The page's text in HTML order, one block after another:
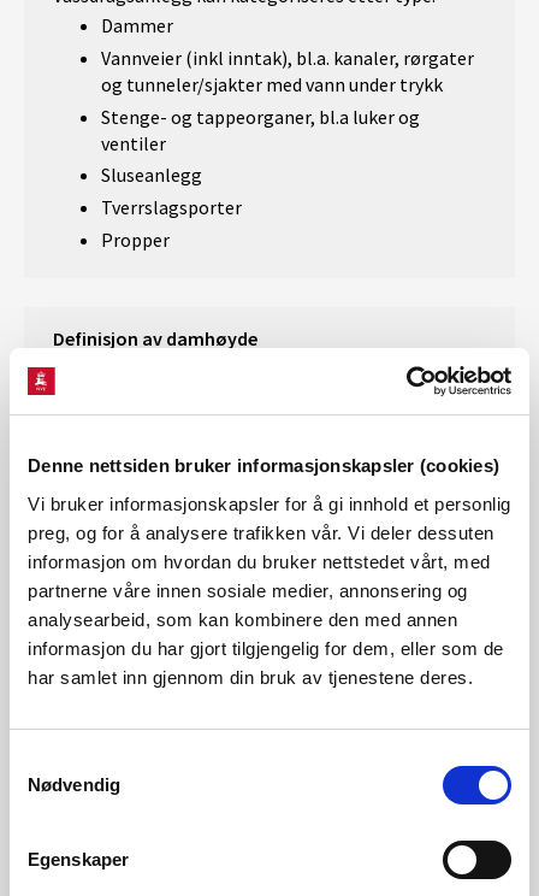
Denne nettsiden bruker informasjonskapsler (cookies)
Vi bruker informasjonskapsler for å gi innhold et personlig
preg, og for å analysere trafikken vår. Vi deler dessuten
informasjon om hvordan du bruker nettstedet vårt, med
partnerne våre innen sosiale medier, annonsering og
analysearbeid, som kan kombinere den med annen
informasjon du har gjort tilgjengelig for dem, eller som de
har samlet inn gjennom din bruk av tjenestene deres.
Nødvendig
Egenskaper
Dammer
Vannveier (inkl inntak), bl.a. kanaler, rørgater
og tunneler/sjakter med vann under trykk
Stenge- og tappeorganer, bl.a luker og
ventiler
Sluseanlegg
Tverrslagsporter
Propper
Definisjon av damhøyde
For damhøyde bruker vi ICOLDs definisjon som er
damfundamentet og topp av dam.
Med damfundament forstår vi her kontaktflaten
mellom selve damlegemet og de underliggende
masser. Problemer kan oppstå når vi skal definere
hva som er damlegeme, men i denne sammenheng
må det kreves at det er en noenlunde
sammenhengende massiv konstruksjon (massiv
også brukt om fyllingsdam).
en del av damlegemet. Det gjør heller ikke
fundamentet. En mer monolittisk utstøping av åpne
kløfter og større slepper regnes derimot som en del